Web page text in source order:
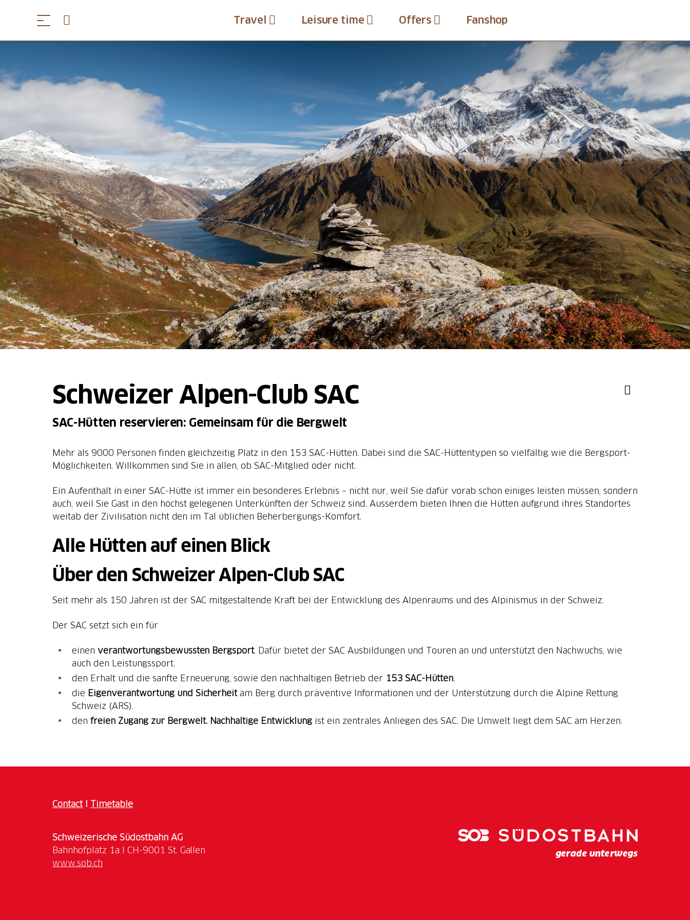
Travel Leisure time Offers Fanshop
Schweizer Alpen-Club SAC
SAC-Hütten reservieren: Gemeinsam für die Bergwelt
Mehr als 9000 Personen finden gleichzeitig Platz in den 153 SAC-Hütten. Dabei sind die SAC-Hüttentypen so vielfältig wie die Bergsport-
Möglichkeiten. Willkommen sind Sie in allen, ob SAC-Mitglied oder nicht.
Ein Aufenthalt in einer SAC-Hütte ist immer ein besonderes Erlebnis – nicht nur, weil Sie dafür vorab schon einiges leisten müssen, sondern
auch, weil Sie Gast in den höchst gelegenen Unterkünften der Schweiz sind. Ausserdem bieten Ihnen die Hütten aufgrund ihres Standortes
weitab der Zivilisation nicht den im Tal üblichen Beherbergungs-Komfort.
Alle Hütten auf einen Blick
Über den Schweizer Alpen-Club SAC
Seit mehr als 150 Jahren ist der SAC mitgestaltende Kraft bei der Entwicklung des Alpenraums und des Alpinismus in der Schweiz.
Der SAC setzt sich ein für
einen verantwortungsbewussten Bergsport. Dafür bietet der SAC Ausbildungen und Touren an und unterstützt den Nachwuchs, wie
auch den Leistungssport.
den Erhalt und die sanfte Erneuerung, sowie den nachhaltigen Betrieb der 153 SAC-Hütten.
die Eigenverantwortung und Sicherheitam Berg durch präventive Informationen und der Unterstützung durch die Alpine Rettung
Schweiz (ARS).
den freien Zugang zur Bergwelt. Nachhaltige Entwicklung ist ein zentrales Anliegen des SAC. Die Umwelt liegt dem SAC am Herzen.
ContactI Timetable
Schweizerische Südostbahn AG
www.sob.ch